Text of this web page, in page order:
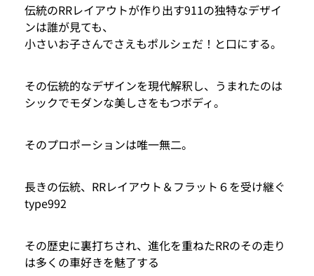
伝統のRRレイアウトが作り出す911の独特なデザイ
ンは誰が見ても、
小さいお子さんでさえもポルシェだ！と口にする。
その伝統的なデザインを現代解釈し、うまれたのは
シックでモダンな美しさをもつボディ。
そのプロポーションは唯一無二。
長きの伝統、RRレイアウト＆フラット６を受け継ぐ
type992
その歴史に裏打ちされ、進化を重ねたRRのその走り
は多くの車好きを魅了する